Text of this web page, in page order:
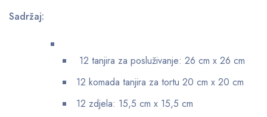
Sadržaj:
12 tanjira za posluživanje: 26 cm x 26 cm
12 komada tanjira za tortu 20 cm x 20 cm
12 zdjela: 15,5 cm x 15,5 cm